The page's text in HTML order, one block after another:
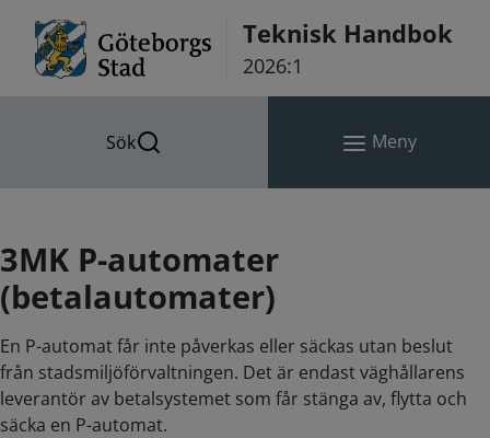
Teknisk Handbok
2026:1
Sök Meny
3MK P-automater
(betalautomater)
En P-automat får inte påverkas eller säckas utan beslut
från stadsmiljöförvaltningen. Det är endast väghållarens
leverantör av betalsystemet som får stänga av, flytta och
säcka en P-automat.